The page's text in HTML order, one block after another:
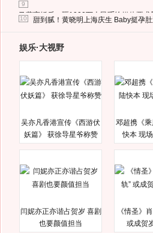
9
马蓉离婚后，砸1000万人民币给媒体要求
10 甜到腻！黄晓明上海庆生 Baby挺孕
娱乐·大视野
吴亦凡香港宣传《西游伏
妖篇》 获徐导星爷称赞
邓超携《
快本 现
闫妮亦正亦谐占贺岁 喜剧
也要颜值担当
《情圣》
或成贺